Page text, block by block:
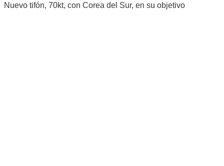
Nuevo tifón, 70kt, con Corea del Sur, en su objetivo